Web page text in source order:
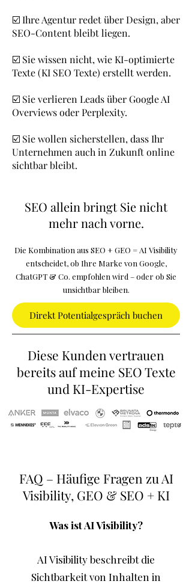
☑️ Ihre Agentur redet über Design, aber
SEO-Content bleibt liegen.
☑️ Sie wissen nicht, wie KI-optimierte
Texte (KI SEO Texte) erstellt werden.
☑️ Sie verlieren Leads über Google AI
Overviews oder Perplexity.
☑️ Sie wollen sicherstellen, dass Ihr
Unternehmen auch in Zukunft online
sichtbar bleibt.
SEO allein bringt Sie nicht
mehr nach vorne.
Die Kombination aus SEO + GEO = AI Visibility
entscheidet, ob Ihre Marke von Google,
ChatGPT & Co. empfohlen wird – oder ob Sie
unsichtbar bleiben.
Direkt Potentialgespräch buchen
Diese Kunden vertrauen
bereits auf meine SEO Texte
und KI-Expertise
FAQ – Häufige Fragen zu AI
Visibility, GEO & SEO + KI
Was ist AI Visibility?
AI Visibility beschreibt die
Sichtbarkeit von Inhalten in